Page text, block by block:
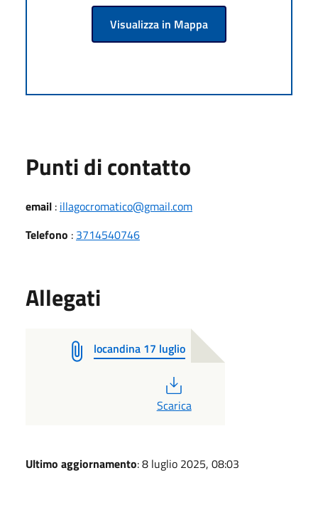
Visualizza in Mappa
Punti di contatto
email : illagocromatico@gmail.com
Telefono : 3714540746
Allegati
locandina 17 luglio
Scarica
Ultimo aggiornamento: 8 luglio 2025, 08:03